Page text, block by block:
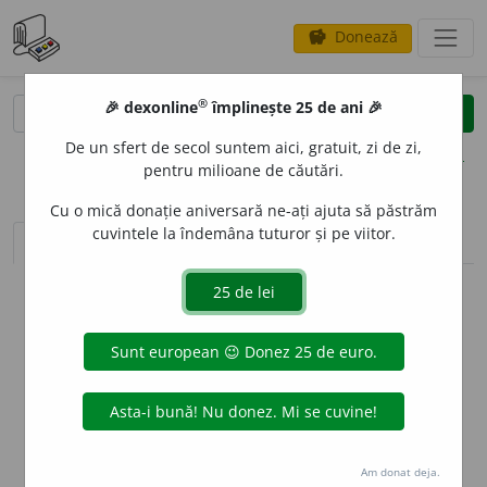
savings Donează
clear
opțiuni
sinteza definițiilor (1) definiții (8) declinări
info
Aceste definiții sunt compilate de
echipa dexonline. Definițiile
originale se află pe filadefiniții.
preferințe
🎉 dexonline® împlinește 25 de ani 🎉
De un sfert de secol suntem aici, gratuit, zi de zi,
pentru milioane de căutări.
Cu o mică donație aniversară ne-ați ajuta să păstrăm
cuvintele la îndemâna tuturor și pe viitor.
Am donat deja.